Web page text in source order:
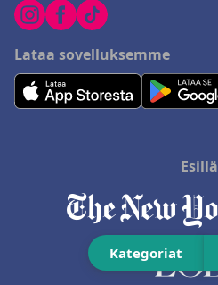
Kategoriat
Lataa sovelluksemme
Esillä